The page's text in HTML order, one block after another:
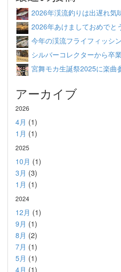
2026年渓流釣りは出遅れ気
2026年あけましておめでと
今年の渓流フライフィッシ
シルバーコレクターから卒
宮舞モカ生誕祭2025に楽曲
アーカイブ
2026
4月 (1)
1月 (1)
2025
10月 (1)
3月 (3)
1月 (1)
2024
12月 (1)
9月 (1)
8月 (2)
7月 (1)
5月 (1)
4月 (1)